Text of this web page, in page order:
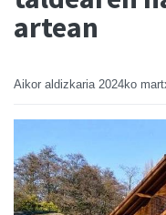
artean
Aikor aldizkaria 2024ko